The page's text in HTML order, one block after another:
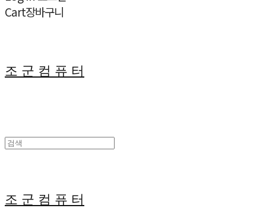
Cart장바구니
조 군 컴 퓨 터
조 군 컴 퓨 터